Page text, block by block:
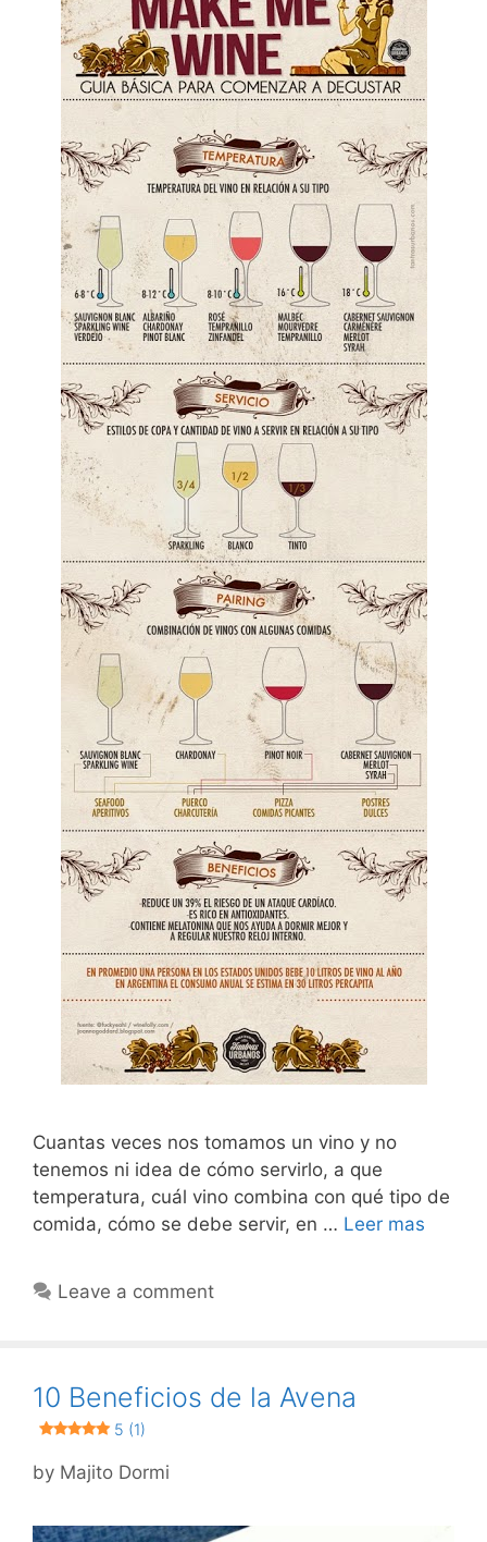
Cuantas veces nos tomamos un vino y no
tenemos ni idea de cómo servirlo, a que
temperatura, cuál vino combina con qué tipo de
comida, cómo se debe servir, en … Leer mas
Leave a comment
10 Beneficios de la Avena
5 (1)
by Majito Dormi